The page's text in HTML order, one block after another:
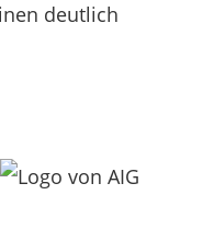
deutlich